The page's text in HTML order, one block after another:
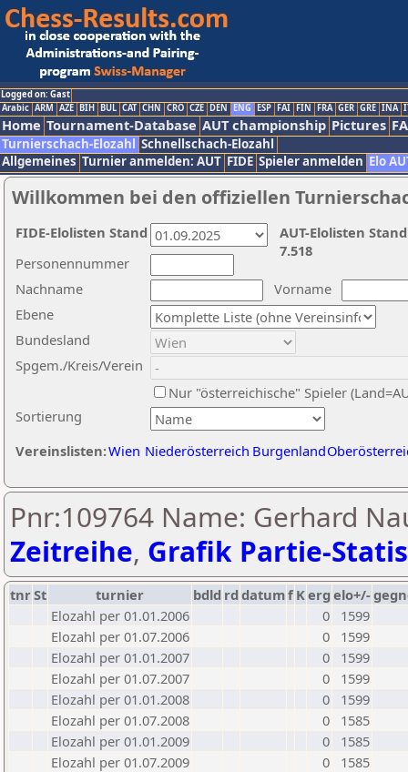
Logged on: Gast
Arabic ARM AZE BIH BUL CAT CHN CRO CZE DEN ENG ESP FAI FIN FRA GER GRE INA
Home Tournament-Database AUT championship Pictures
Turnierschach-Elozahl Schnellschach-Elozahl
Allgemeines Turnier anmelden: AUT FIDE Spieler anmelden Elo
Willkommen bei den offiziellen
Nachname
Vorname
Ebene
Sortierung
Personennummer
Bundesland
Spgem./Kreis/Verein
Nur "österreichische" Spieler
Vereinslisten:Wien Niederösterreich Burgenland
AUT-Elolisten
7.518
FIDE-Elolisten Stand
Pnr:109764 Name: Gerhard
Zeitreihe, Grafik Partie-
tnrSt turnier bdld rd datumf Kerg elo+/-
Elozahl per 01.01.2006
0
1599
Elozahl per 01.07.2006
0
1599
Elozahl per 01.01.2007
0
1599
Elozahl per 01.07.2007
0
1599
Elozahl per 01.01.2008
0
1599
Elozahl per 01.07.2008
0
1585
Elozahl per 01.01.2009
0
1585
Elozahl per 01.07.2009
0
1585